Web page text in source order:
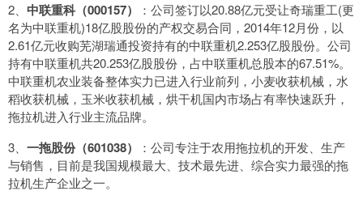
2、 中联重科（000157）
：公司签订以20.88亿元受让奇瑞重工(更
名为中联重机)18亿股股份的产权交易合同，2014年12月份，以
2.61亿元收购芜湖瑞通投资持有的中联重机2.253亿股股份。公司
持有中联重机共20.253亿股股份，占中联重机总股本的67.51%。
中联重机农业装备整体实力已进入行业前列，小麦收获机械，水
稻收获机械，玉米收获机械，烘干机国内市场占有率快速跃升，
拖拉机进入行业主流品牌。
3、 一拖股份（601038）
：公司专注于农用拖拉机的开发、生产
与销售，目前是我国规模最大、技术最先进、综合实力最强的拖
拉机生产企业之一。